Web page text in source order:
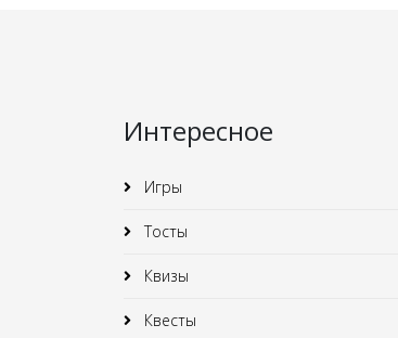
Интересное
Игры
Тосты
Квизы
Квесты